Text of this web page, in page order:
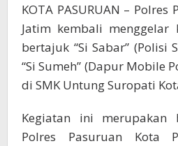
KOTA PASURUAN –
Jatim kembali
bertajuk “Si Sabar” (Polisi
“Si Sumeh” (Dapur Mobile
di SMK Untung Suropati
Kegiatan ini merupakan
Polres Pasuruan Kota